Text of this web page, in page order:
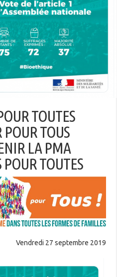
TOUTES
POUR TOUS
LA PMA
TOUTES
Vendredi 27 septembre 2019